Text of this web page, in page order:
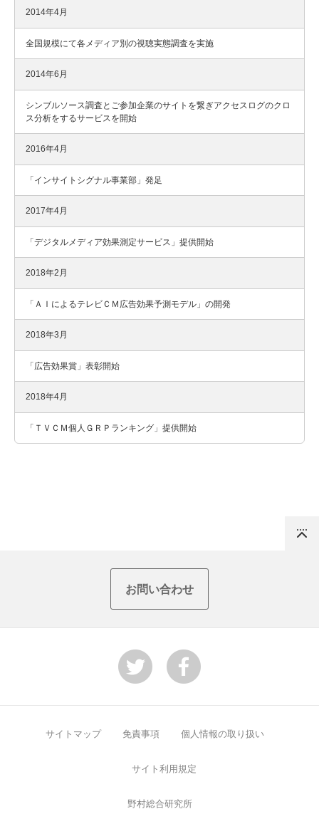
2014年4月
全国規模にて各メディア別の視聴実態調査を実施
2014年6月
シンブルソース調査とご参加企業のサイトを繋ぎアクセスログのクロ
ス分析をするサービスを開始
2016年4月
「インサイトシグナル事業部」発足
2017年4月
「デジタルメディア効果測定サービス」提供開始
2018年2月
「ＡＩによるテレビＣＭ広告効果予測モデル」の開発
2018年3月
「広告効果賞」表彰開始
2018年4月
「ＴＶＣＭ個人ＧＲＰランキング」提供開始
お問い合わせ
サイトマップ 免責事項 個人情報の取り扱い
サイト利用規定
野村総合研究所